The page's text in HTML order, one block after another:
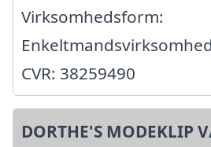
Virksomhedsform:
Enkeltmandsvirksomhed
CVR: 38259490
DORTHE'S MODEKLIP